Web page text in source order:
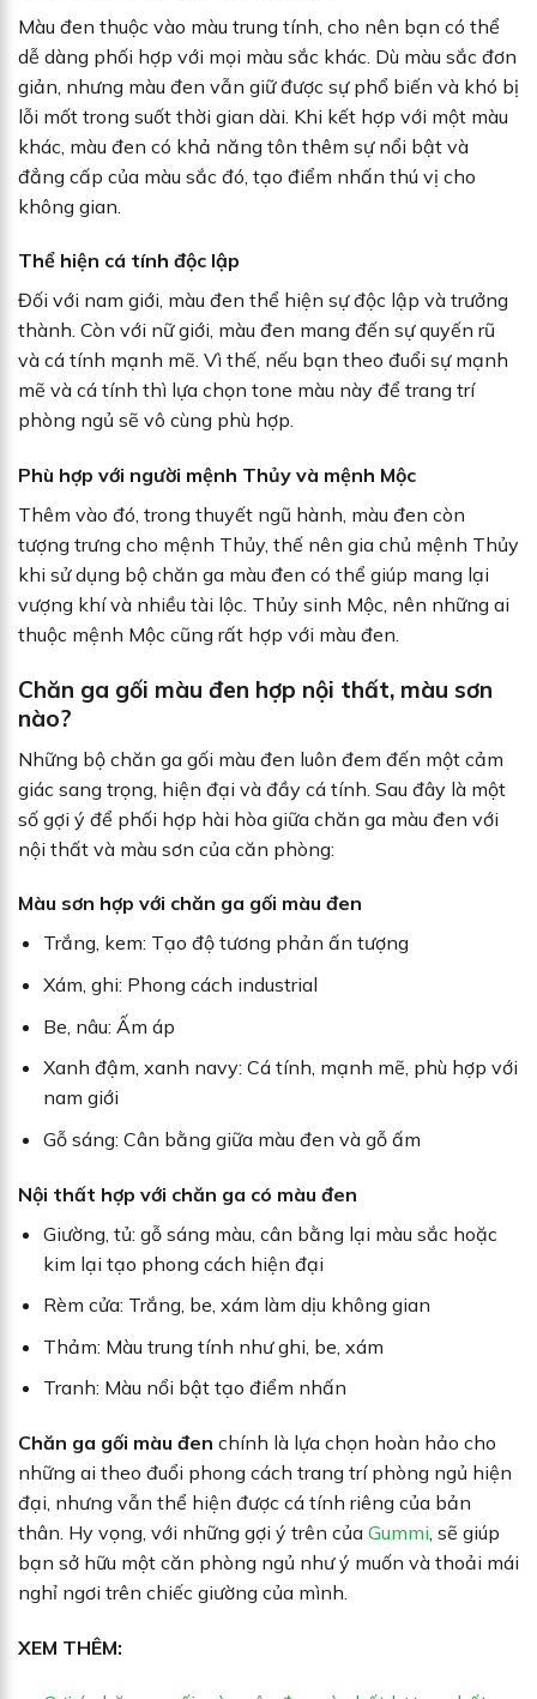
Màu đen thuộc vào màu trung tính, cho nên bạn có thể
dễ dàng phối hợp với mọi màu sắc khác. Dù màu sắc đơn
giản, nhưng màu đen vẫn giữ được sự phổ biến và khó bị
lỗi mốt trong suốt thời gian dài. Khi kết hợp với một màu
khác, màu đen có khả năng tôn thêm sự nổi bật và
đẳng cấp của màu sắc đó, tạo điểm nhấn thú vị cho
không gian.
Thể hiện cá tính độc lập
Đối với nam giới, màu đen thể hiện sự độc lập và trưởng
thành. Còn với nữ giới, màu đen mang đến sự quyến rũ
và cá tính mạnh mẽ. Vì thế, nếu bạn theo đuổi sự mạnh
mẽ và cá tính thì lựa chọn tone màu này để trang trí
phòng ngủ sẽ vô cùng phù hợp.
Phù hợp với người mệnh Thủy và mệnh Mộc
Thêm vào đó, trong thuyết ngũ hành, màu đen còn
tượng trưng cho mệnh Thủy, thế nên gia chủ mệnh Thủy
khi sử dụng bộ chăn ga màu đen có thể giúp mang lại
vượng khí và nhiều tài lộc. Thủy sinh Mộc, nên những ai
thuộc mệnh Mộc cũng rất hợp với màu đen.
Chăn ga gối màu đen hợp nội thất, màu sơn
nào?
Những bộ chăn ga gối màu đen luôn đem đến một cảm
giác sang trọng, hiện đại và đầy cá tính. Sau đây là một
số gợi ý để phối hợp hài hòa giữa chăn ga màu đen với
nội thất và màu sơn của căn phòng:
Màu sơn hợp với chăn ga gối màu đen
Trắng, kem: Tạo độ tương phản ấn tượng
Xám, ghi: Phong cách industrial
Be, nâu: Ấm áp
Xanh đậm, xanh navy: Cá tính, mạnh mẽ, phù hợp với
nam giới
Gỗ sáng: Cân bằng giữa màu đen và gỗ ấm
Nội thất hợp với chăn ga có màu đen
Giường, tủ: gỗ sáng màu, cân bằng lại màu sắc hoặc
kim lại tạo phong cách hiện đại
Rèm cửa: Trắng, be, xám làm dịu không gian
Thảm: Màu trung tính như ghi, be, xám
Tranh: Màu nổi bật tạo điểm nhấn
Chăn ga gối màu đen chính là lựa chọn hoàn hảo cho
những ai theo đuổi phong cách trang trí phòng ngủ hiện
đại, nhưng vẫn thể hiện được cá tính riêng của bản
thân. Hy vọng, với những gợi ý trên của Gummi, sẽ giúp
bạn sở hữu một căn phòng ngủ như ý muốn và thoải mái
nghỉ ngơi trên chiếc giường của mình.
XEM THÊM: